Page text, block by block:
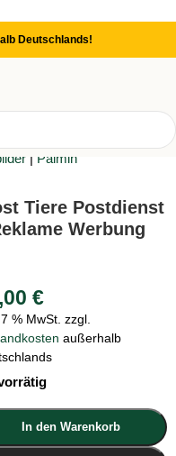
Deutschlands!
| Palmin
Tiere Postdienst
Werbung
€
% MwSt. zzgl.
außerhalb
In den Warenkorb